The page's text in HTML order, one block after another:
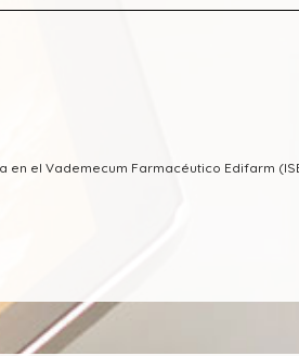
el Vademecum Farmacéutico Edifarm